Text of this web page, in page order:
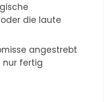
die laute
angestrebt
nur fertig